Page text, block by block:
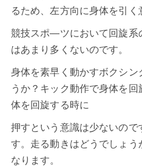
るため、左方向に身体を引く
競技スポ―ツにおいて回旋系
はあまり多くないのです。
身体を素早く動かすボクシン
うか？キック動作で身体を
体を回旋する時に
押すという意識は少ないの
す。走る動きはどうでしょう
なります。